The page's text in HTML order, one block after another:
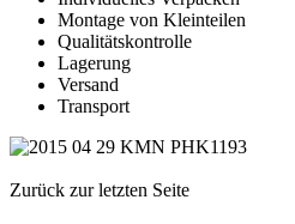
Montage von Kleinteilen
Qualitätskontrolle
Lagerung
Versand
Transport
Zurück zur letzten Seite